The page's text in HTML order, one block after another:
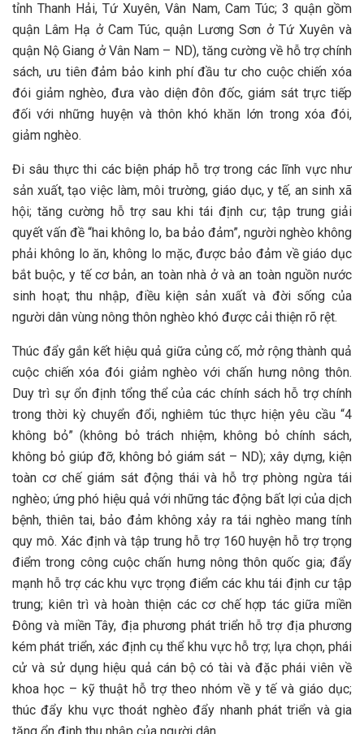
tỉnh Thanh Hải, Tứ Xuyên, Vân Nam, Cam Túc; 3 quận gồm
quận Lâm Hạ ở Cam Túc, quận Lương Sơn ở Tứ Xuyên và
quận Nộ Giang ở Vân Nam – ND), tăng cường về hỗ trợ chính
sách, ưu tiên đảm bảo kinh phí đầu tư cho cuộc chiến xóa
đói giảm nghèo, đưa vào diện đôn đốc, giám sát trực tiếp
đối với những huyện và thôn khó khăn lớn trong xóa đói,
giảm nghèo.
Đi sâu thực thi các biện pháp hỗ trợ trong các lĩnh vực như
sản xuất, tạo việc làm, môi trường, giáo dục, y tế, an sinh xã
hội; tăng cường hỗ trợ sau khi tái định cư; tập trung giải
quyết vấn đề “hai không lo, ba bảo đảm”, người nghèo không
phải không lo ăn, không lo mặc, được bảo đảm về giáo dục
bắt buộc, y tế cơ bản, an toàn nhà ở và an toàn nguồn nước
sinh hoạt; thu nhập, điều kiện sản xuất và đời sống của
người dân vùng nông thôn nghèo khó được cải thiện rõ rệt.
Thúc đẩy gắn kết hiệu quả giữa củng cố, mở rộng thành quả
cuộc chiến xóa đói giảm nghèo với chấn hưng nông thôn.
Duy trì sự ổn định tổng thể của các chính sách hỗ trợ chính
trong thời kỳ chuyển đổi, nghiêm túc thực hiện yêu cầu “4
không bỏ” (không bỏ trách nhiệm, không bỏ chính sách,
không bỏ giúp đỡ, không bỏ giám sát – ND); xây dựng, kiện
toàn cơ chế giám sát động thái và hỗ trợ phòng ngừa tái
nghèo; ứng phó hiệu quả với những tác động bất lợi của dịch
bệnh, thiên tai, bảo đảm không xảy ra tái nghèo mang tính
quy mô. Xác định và tập trung hỗ trợ 160 huyện hỗ trợ trọng
điểm trong công cuộc chấn hưng nông thôn quốc gia; đẩy
mạnh hỗ trợ các khu vực trọng điểm các khu tái định cư tập
trung; kiên trì và hoàn thiện các cơ chế hợp tác giữa miền
Đông và miền Tây, địa phương phát triển hỗ trợ địa phương
kém phát triển, xác định cụ thể khu vực hỗ trợ; lựa chọn, phái
cử và sử dụng hiệu quả cán bộ có tài và đặc phái viên về
khoa học – kỹ thuật hỗ trợ theo nhóm về y tế và giáo dục;
thúc đẩy khu vực thoát nghèo đẩy nhanh phát triển và gia